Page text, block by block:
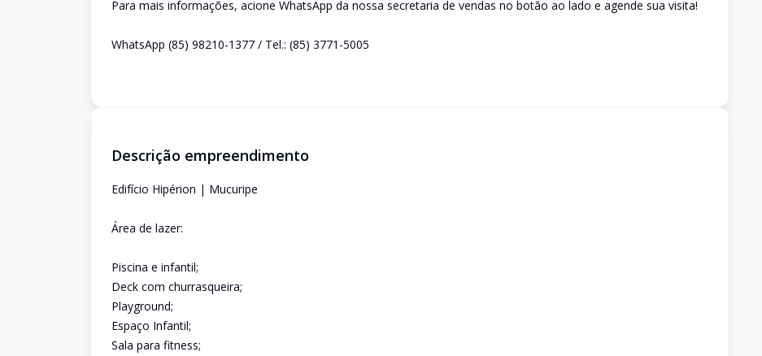
Para mais informações, acione WhatsApp da nossa secretaria de vendas no botão ao lado e agende sua visita!
WhatsApp (85) 98210-1377 / Tel.: (85) 3771-5005
Descrição empreendimento
Edifício Hipérion | Mucuripe
Área de lazer:
Piscina e infantil;
Deck com churrasqueira;
Playground;
Espaço Infantil;
Sala para fitness;